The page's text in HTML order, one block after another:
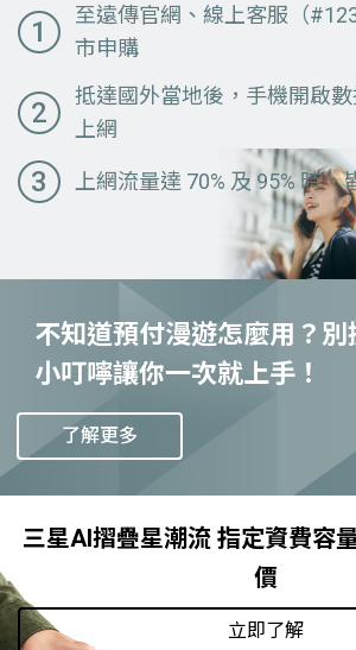
1
至遠傳官網、線上客服（
市申購
2
抵達國外當地後，手機開啟
上網
3 上網流量達 70% 及 95% 時
不知道預付漫遊怎麼用？
小叮嚀讓你一次就上手！
了解更多
三星AI摺疊星潮流 指定資費容
價
立即了解